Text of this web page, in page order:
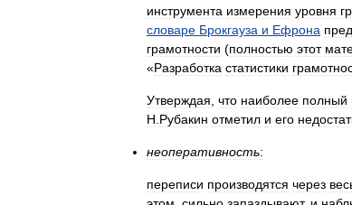
инструмента измерения уровня
словаре Брокгауза и Ефрона
грамотности (полностью этот
«Разработка статистики
Утверждая что наиболее полный
Н Рубакин отметил и его
неоперативность:
переписи производятся через